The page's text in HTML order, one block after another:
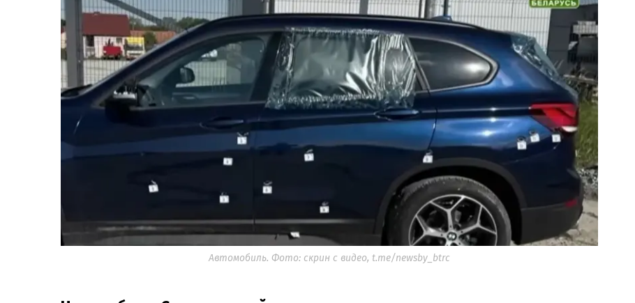
Автомобиль. Фото: скрин с видео, t.me/newsby_btrc